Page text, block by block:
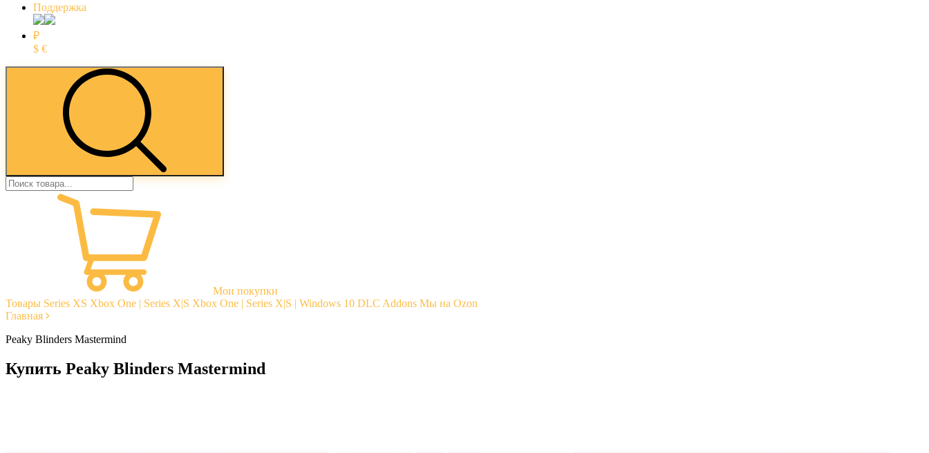
Поддержка
₽
$ €
Мои покупки
Товары Series XS Xbox One | Series X|S Xbox One | Series X|S | Windows 10 DLC Addons Мы на Ozon
Главная
Peaky Blinders Mastermind
Купить Peaky Blinders Mastermind